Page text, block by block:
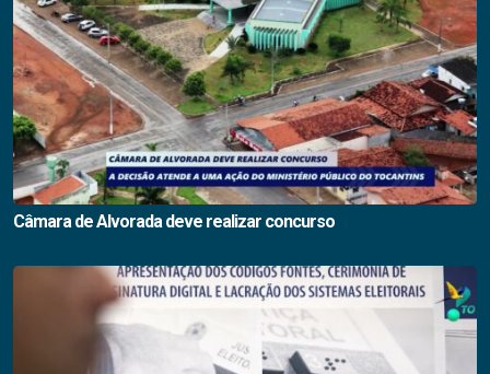
Câmara de Alvorada deve realizar concurso